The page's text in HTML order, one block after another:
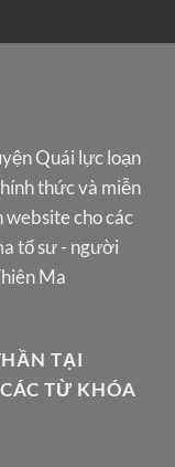
Quái lực loạn
thức và miễn
website cho các
tổ sư - người
Ma
TẠI
TỪ KHÓA